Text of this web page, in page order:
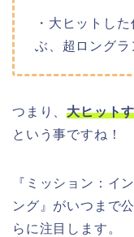
・大ヒットし
ぶ、超ロングラ
つまり、大ヒット
という事ですね！
『ミッション：イ
ング』がいつまで
らに注目します。